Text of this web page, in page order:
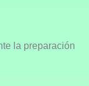
la preparación